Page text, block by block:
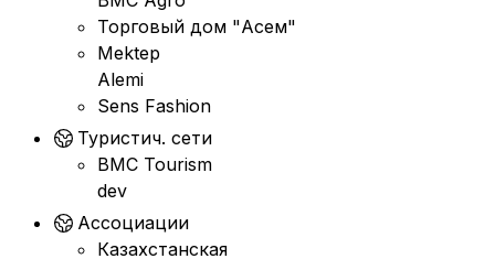
Торговый дом "Асем"
Mektep
Alemi
Sens Fashion
Туристич. сети
BMC Tourism
dev
Ассоциации
Казахстанская